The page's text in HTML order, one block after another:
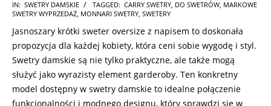
2025-
12-
17
IN: SWETRY DAMSKIE TAGGED: CARRY SWETRY, DO SWETRÓW, MARKOWE
SWETRY WYPRZEDAŻ, MONNARI SWETRY, SWETERY
Jasnoszary krótki sweter oversize z napisem to doskonała
propozycja dla każdej kobiety, która ceni sobie wygodę i styl.
Swetry damskie są nie tylko praktyczne, ale także mogą
służyć jako wyrazisty element garderoby. Ten konkretny
model dostępny w swetry damskie to idealne połączenie
funkcjonalności i modnego designu, który sprawdzi się w